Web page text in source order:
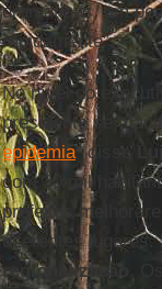
dramáticas, um
rapidamente”.
No nível do
presidente se
epidemia” disse
com 30 mil
prefeitos
diferentes lugares.
regionalização
.